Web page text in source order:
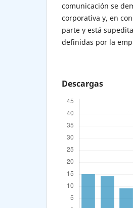
comunicación se
corporativa y, en
parte y está
definidas por la
Descargas